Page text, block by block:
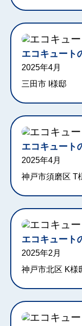
エコキュート
2025年4月
三田市 I様邸
エコキュート
2025年4月
神戸市須磨区 T
エコキュート
2025年2月
神戸市北区 K様